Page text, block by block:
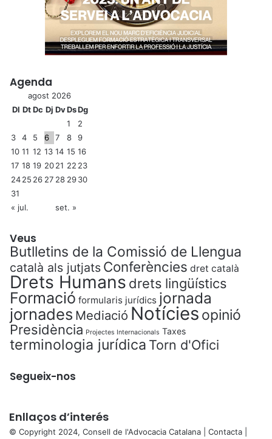
Agenda
agost 2026
Dl DtDc Dj DvDsDg
1
2
3
4 5 6 7 8
9
10 11 12 13 14 15 16
17 18 19 2021 22 23
2425 26 27 28 2930
31
« jul.
set. »
Veus
Butlletins de la Comissió de Llengua
català als jutjats Conferències dret català
Drets Humans drets lingüístics
Formació formularis jurídics jornada
jornades Mediació Notícies opinió
Presidència Projectes Internacionals Taxes
terminologia jurídica Torn d'Ofici
Segueix-nos
Enllaços d’interés
© Copyright 2024, Consell de l'Advocacia Catalana | Contacta